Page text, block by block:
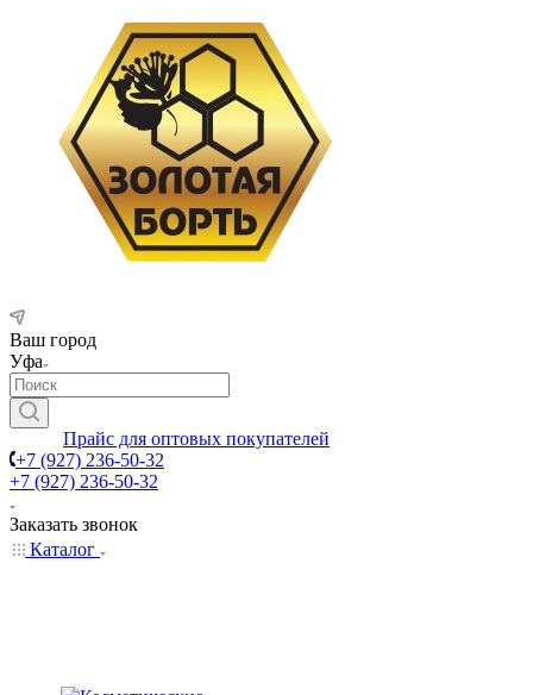
Ваш город
Уфа
Прайс для оптовых покупателей
+7 (927) 236-50-32
+7 (927) 236-50-32
Заказать звонок
Каталог